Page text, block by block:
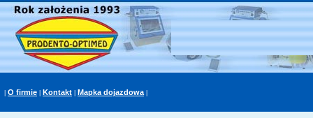
O firmie Kontakt Mapka dojazdowa|